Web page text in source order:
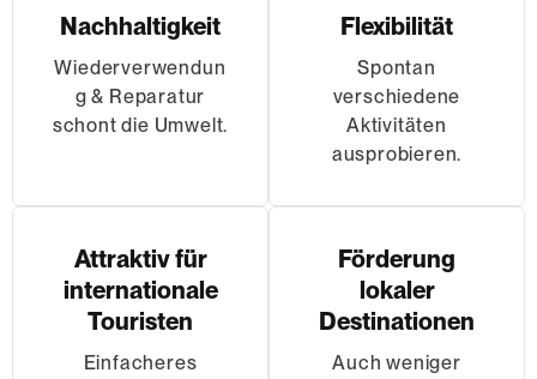
Nachhaltigkeit
Wiederverwendun
g & Reparatur
schont die Umwelt.
Flexibilität
Spontan
verschiedene
Aktivitäten
ausprobieren.
Attraktiv für
internationale
Touristen
Einfacheres
Förderung
lokaler
Destinationen
Auch weniger